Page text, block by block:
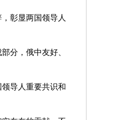
彰显两国领导人
分，俄中友好、
导人重要共识和